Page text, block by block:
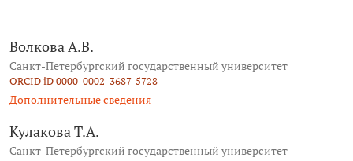
Волкова А.В.
Санкт-Петербургский государственный университет
ORCID iD 0000-0002-3687-5728
Дополнительные сведения
Кулакова Т.А.
Санкт-Петербургский государственный университет